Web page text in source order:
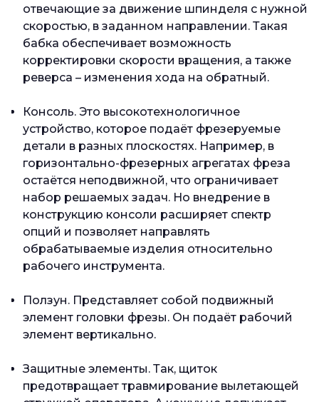
отвечающие за движение шпинделя с нужной
скоростью, в заданном направлении. Такая
бабка обеспечивает возможность
корректировки скорости вращения, а также
реверса – изменения хода на обратный.
Консоль. Это высокотехнологичное
устройство, которое подаёт фрезеруемые
детали в разных плоскостях. Например, в
горизонтально-фрезерных агрегатах фреза
остаётся неподвижной, что ограничивает
набор решаемых задач. Но внедрение в
конструкцию консоли расширяет спектр
опций и позволяет направлять
обрабатываемые изделия относительно
рабочего инструмента.
Ползун. Представляет собой подвижный
элемент головки фрезы. Он подаёт рабочий
элемент вертикально.
Защитные элементы. Так, щиток
предотвращает травмирование вылетающей